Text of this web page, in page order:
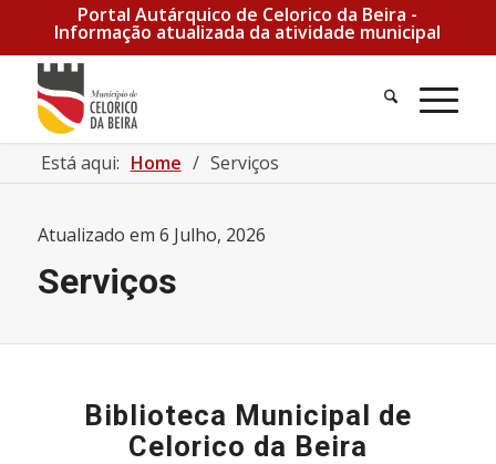
Portal Autárquico de Celorico da Beira -
Informação atualizada da atividade municipal
Pesquisa
Está aqui: Home / Serviços
Atualizado em 6 Julho, 2026
Serviços
Biblioteca Municipal de
Celorico da Beira